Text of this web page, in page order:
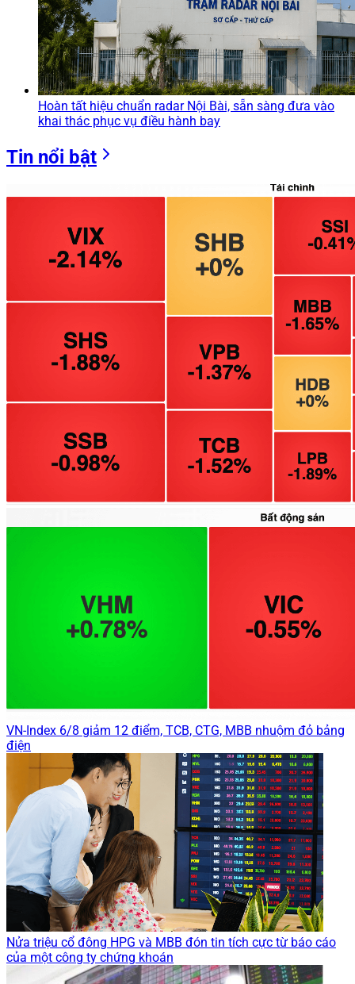
Hoàn tất hiệu chuẩn radar Nội Bài, sẵn sàng đưa vào
khai thác phục vụ điều hành bay
Tin nổi bật
VN-Index 6/8 giảm 12 điểm, TCB, CTG, MBB nhuộm đỏ bảng
điện
Nửa triệu cổ đông HPG và MBB đón tin tích cực từ báo cáo
của một công ty chứng khoán